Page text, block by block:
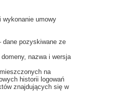
wykonanie umowy
dane pozyskiwane ze
nazwa i wersja
na
historii logowań
znajdujących się w